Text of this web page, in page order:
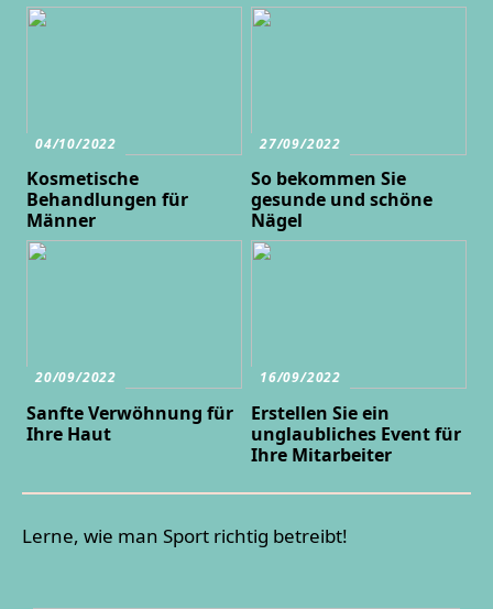
04/10/2022
Kosmetische
Behandlungen für
Männer
27/09/2022
So bekommen Sie
gesunde und schöne
Nägel
20/09/2022
Sanfte Verwöhnung für
Ihre Haut
16/09/2022
Erstellen Sie ein
unglaubliches Event für
Ihre Mitarbeiter
Lerne, wie man Sport richtig betreibt!